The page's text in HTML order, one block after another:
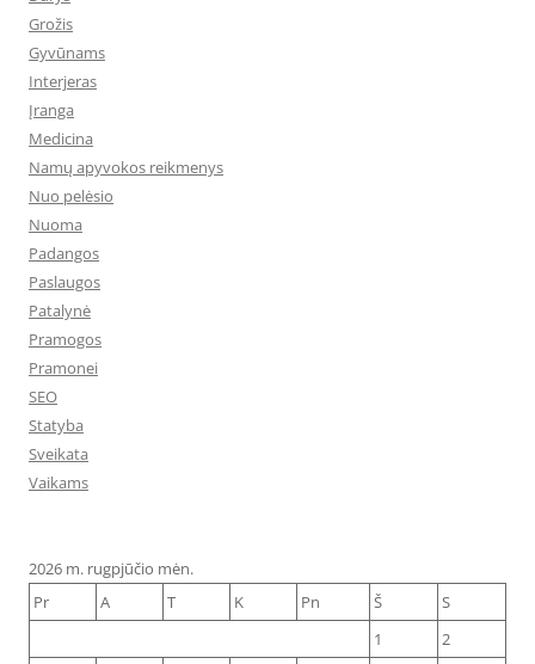
Grožis
Gyvūnams
Interjeras
Įranga
Medicina
Namų apyvokos reikmenys
Nuo pelėsio
Nuoma
Padangos
Paslaugos
Patalynė
Pramogos
Pramonei
SEO
Statyba
Sveikata
Vaikams
2026 m. rugpjūčio mėn.
Pr
A T K Pn Š
S
1
2